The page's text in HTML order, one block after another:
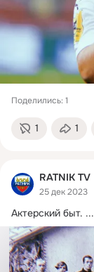
Поделились: 1
1 1
RATNIK TV
25 дек 2023
Актерский быт. ...